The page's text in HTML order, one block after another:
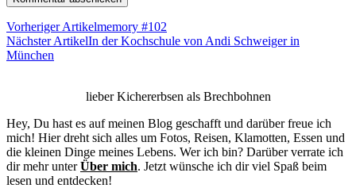
Vorheriger Artikelmemory #102
Nächster ArtikelIn der Kochschule von Andi Schweiger in
München
lieber Kichererbsen als Brechbohnen
Hey, Du hast es auf meinen Blog geschafft und darüber freue ich
mich! Hier dreht sich alles um Fotos, Reisen, Klamotten, Essen und
die kleinen Dinge meines Lebens. Wer ich bin? Darüber verrate ich
dir mehr unterÜber mich. Jetzt wünsche ich dir viel Spaß beim
lesen und entdecken!